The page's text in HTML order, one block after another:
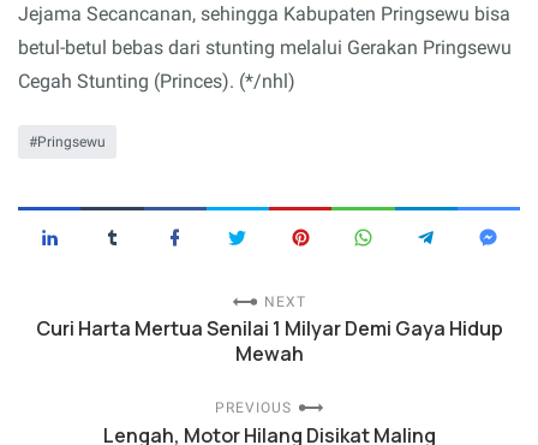
Jejama Secancanan, sehingga Kabupaten Pringsewu bisa
betul-betul bebas dari stunting melalui Gerakan Pringsewu
Cegah Stunting (Princes). (*/nhl)
Pringsewu
NEXT
Curi Harta Mertua Senilai 1 Milyar Demi Gaya Hidup
Mewah
PREVIOUS
Lengah, Motor Hilang Disikat Maling